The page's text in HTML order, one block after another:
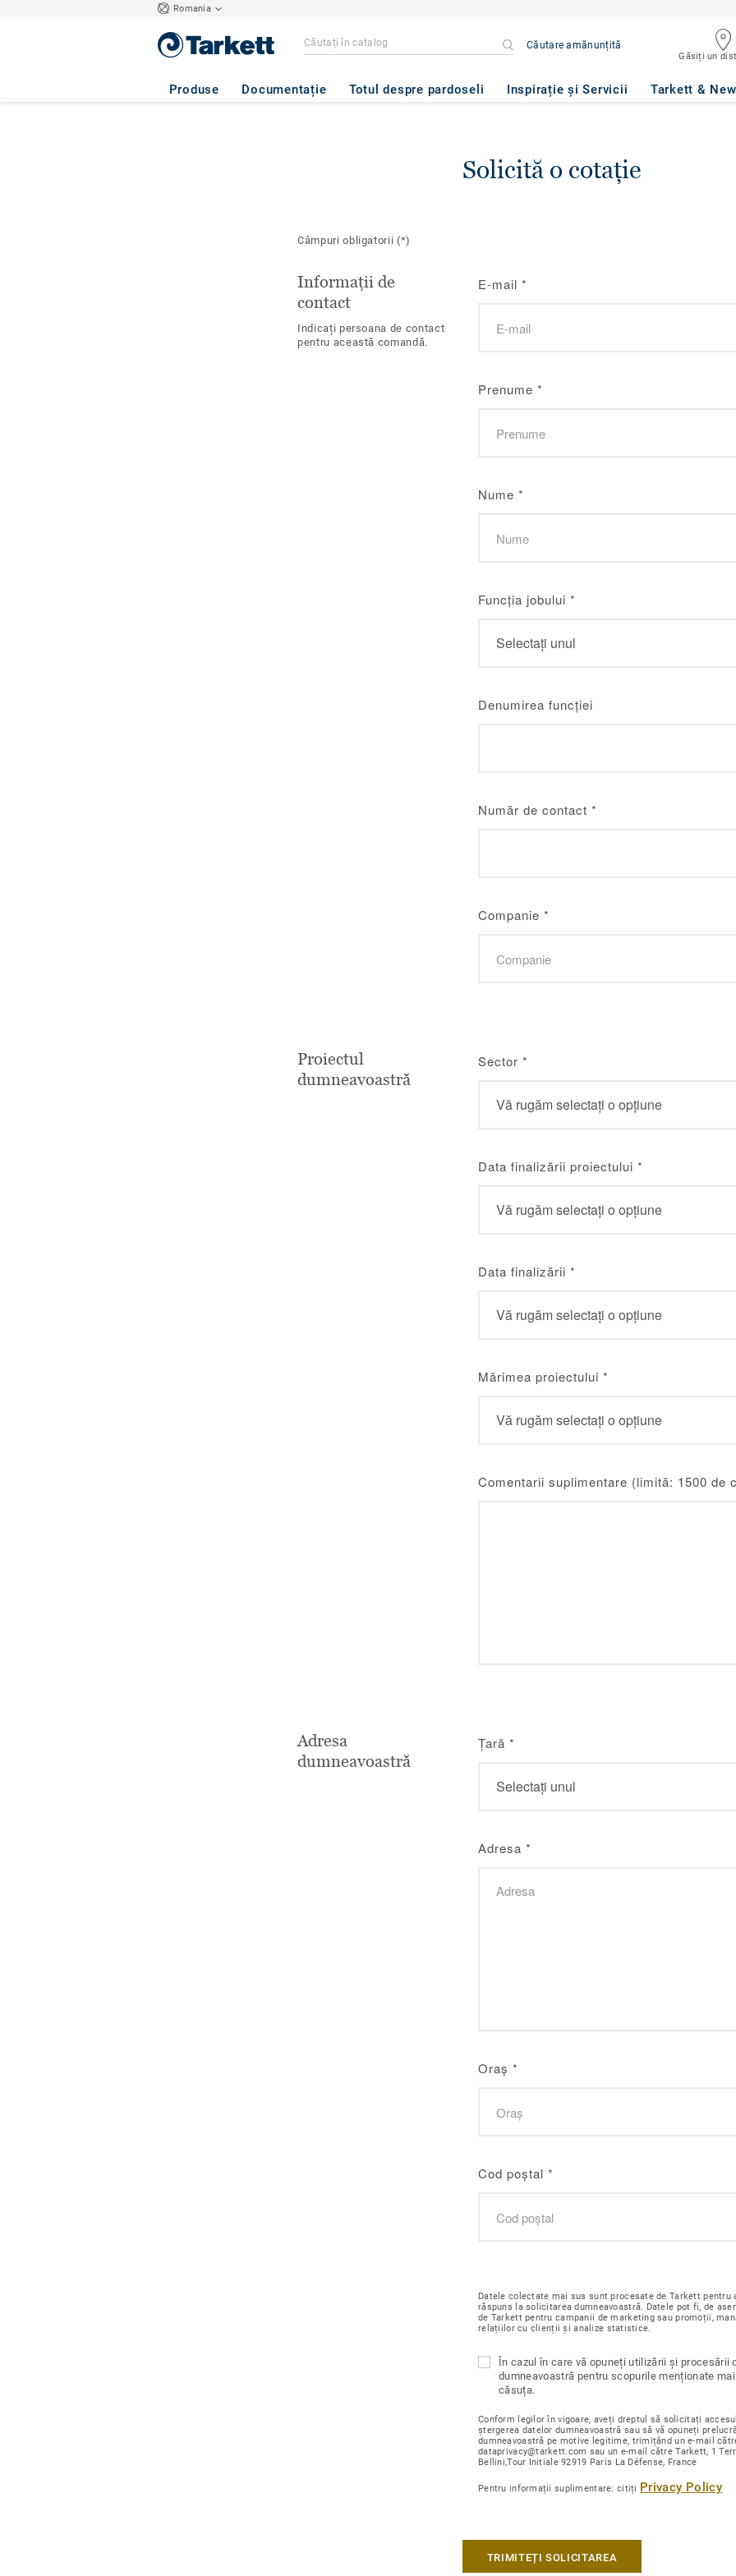
Romania
Căutare amănunțită
Găsiți un
Produse Documentație Totul despre pardoseli Inspirație și Servicii Tarkett &
Solicită o cotație
Câmpuri obligatorii(*)
Informații de
contact
Indicați persoana de contact
pentru această comandă.
E-mail *
Prenume *
Nume *
Funcția jobului *
Denumirea funcției
Număr de contact *
Companie *
Proiectul
dumneavoastră
Sector *
Data finalizării proiectului *
Data finalizării *
Mărimea proiectului *
Comentarii suplimentare (limită: 1500 de
Adresa
dumneavoastră
Țară *
Adresa *
Oraș *
Cod poștal *
Datele colectate mai sus sunt procesate de Tarkett pentru
răspuns la solicitarea dumneavoastră. Datele pot fi, de
de Tarkett pentru campanii de marketing sau promoții,
relațiilor cu clienții și analize statistice.
În cazul în care vă opuneți utilizării și procesării
dumneavoastră pentru scopurile menționate
căsuța.
Conform legilor în vigoare, aveți dreptul să solicitați
ștergerea datelor dumneavoastră sau să vă opuneți
dumneavoastră pe motive legitime, trimițând un e-mail
dataprivacy@tarkett.com sau un e-mail către Tarkett, 1
Bellini,Tour Initiale 92919 Paris La Défense, France
Pentru informații suplimentare: citiți Privacy Policy
TRIMITEȚI SOLICITAREA